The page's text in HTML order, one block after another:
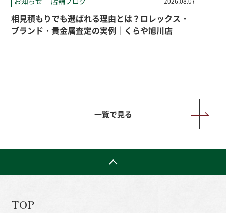
相見積もりでも選ばれる理由とは？ロレックス・
ブランド・貴金属査定の実例｜くらや旭川店
一覧で見る
TOP